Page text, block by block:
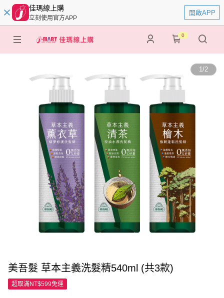
佳瑪線上購
立刻使用官方APP
開啟APP
0
1/2
美吾髮 草本主義洗髮精540ml (共3款)
超取滿NT$599免運